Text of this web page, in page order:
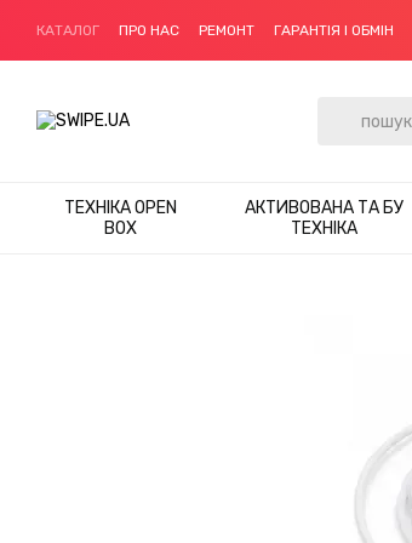
КАТАЛОГ ПРО НАС РЕМОНТ ГАРАНТІЯ І ОБМІН
ТЕХНІКА OPEN
BOX
АКТИВОВАНА ТА БУ
ТЕХНІКА